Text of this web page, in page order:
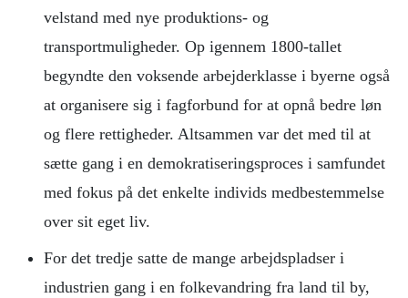
velstand med nye produktions- og
transportmuligheder. Op igennem 1800-tallet
begyndte den voksende arbejderklasse i byerne også
at organisere sig i fagforbund for at opnå bedre løn
og flere rettigheder. Altsammen var det med til at
sætte gang i en demokratiseringsproces i samfundet
med fokus på det enkelte individs medbestemmelse
over sit eget liv.
For det tredje satte de mange arbejdspladser i
industrien gang i en folkevandring fra land til by,